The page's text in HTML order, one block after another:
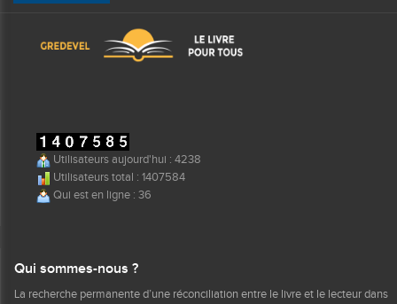
Utilisateurs aujourd'hui : 4238
Utilisateurs total : 1407584
Qui est en ligne : 36
Qui sommes-nous ?
La recherche permanente d’une réconciliation entre le livre et le lecteur dans